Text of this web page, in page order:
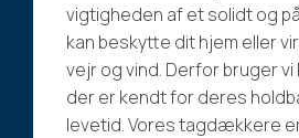
vigtigheden af et solidt og
kan beskytte dit hjem eller
vejr og vind. Derfor bruger vi
der er kendt for deres
levetid. Vores tagdækkere